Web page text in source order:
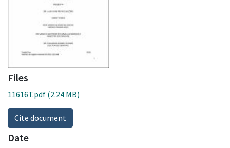
Files
11616T.pdf (2.24 MB)
Cite document
Date